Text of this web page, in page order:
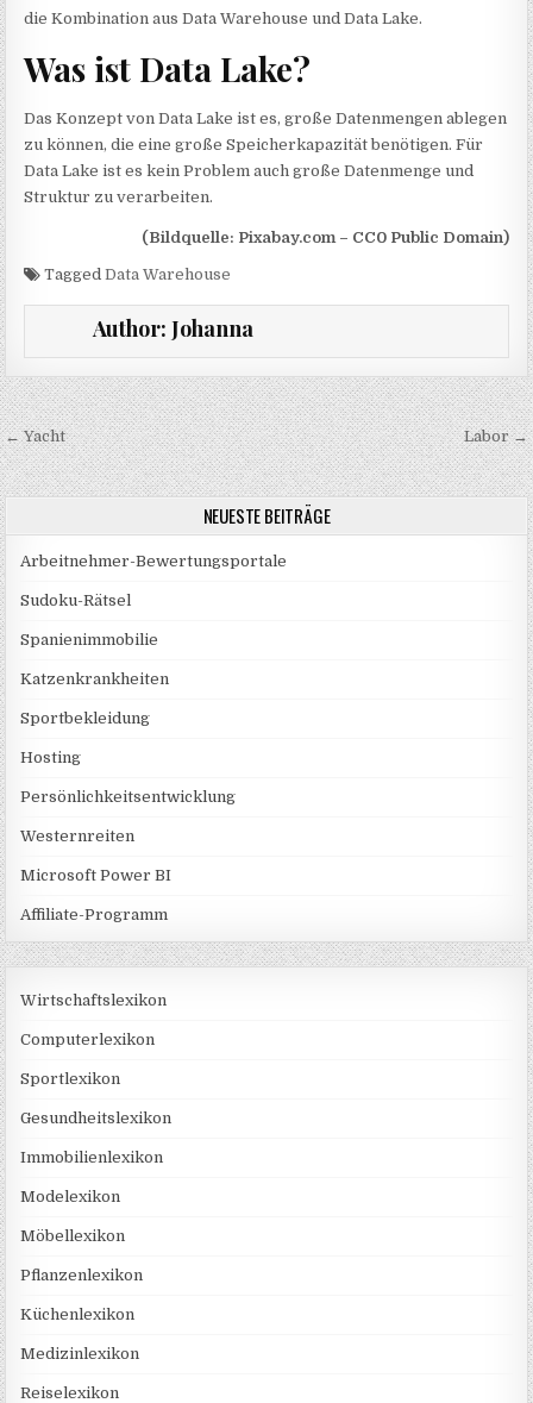
die Kombination aus Data Warehouse und Data Lake.
Was ist Data Lake?
Das Konzept von Data Lake ist es, große Datenmengen ablegen
zu können, die eine große Speicherkapazität benötigen. Für
Data Lake ist es kein Problem auch große Datenmenge und
Struktur zu verarbeiten.
(Bildquelle: Pixabay.com – CC0 Public Domain)
TaggedData Warehouse
Author: Johanna
Beitragsnavigation
← Yacht Labor →
NEUESTE BEITRÄGE
Arbeitnehmer-Bewertungsportale
Sudoku-Rätsel
Spanienimmobilie
Katzenkrankheiten
Sportbekleidung
Hosting
Persönlichkeitsentwicklung
Westernreiten
Microsoft Power BI
Affiliate-Programm
Wirtschaftslexikon
Computerlexikon
Sportlexikon
Gesundheitslexikon
Immobilienlexikon
Modelexikon
Möbellexikon
Pflanzenlexikon
Küchenlexikon
Medizinlexikon
Reiselexikon